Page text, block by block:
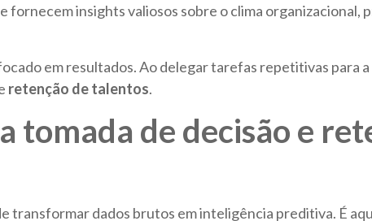
fornecem insights valiosos sobre o clima organizacional,
em resultados. Ao delegar tarefas repetitivas para
retenção de talentos.
tomada de decisão e
transformar dados brutos em inteligência preditiva. É